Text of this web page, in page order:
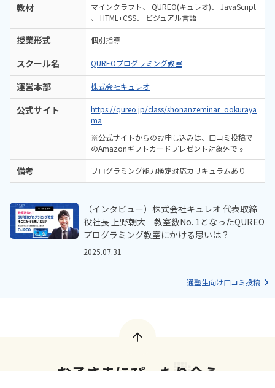
教材 マインクラフト QUREO(キュレオ)
JavaScript
HTML+CSS
ビジュアル言語
授業形式 個別指導
スクール名 QUREOプログラミング教室
運営本部 株式会社キュレオ
公式サイト
https://qureo.jp/class/shonanzeminar_ookuraya
ma
※公式サイトからのお申し込みは、口コミ投稿で
のAmazonギフトカードプレゼント対象外です
備考 プログラミング能力検定対応カリキュラムあり
（インタビュー）株式会社キュレオ 代表取締
役社長 上野朝大｜教室数No. 1となったQUREO
プログラミング教室にかける思いは？
2025.07.31
通塾生向け口コミ投稿
お子さまにぴったり合う